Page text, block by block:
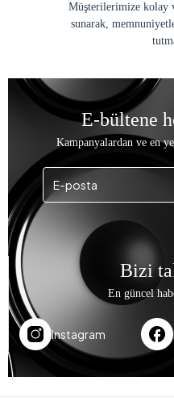
Müşterilerimize kolay
sunarak,
E-bültene
Kampanyalardan ve en
Bizi
En güncel
Instagram